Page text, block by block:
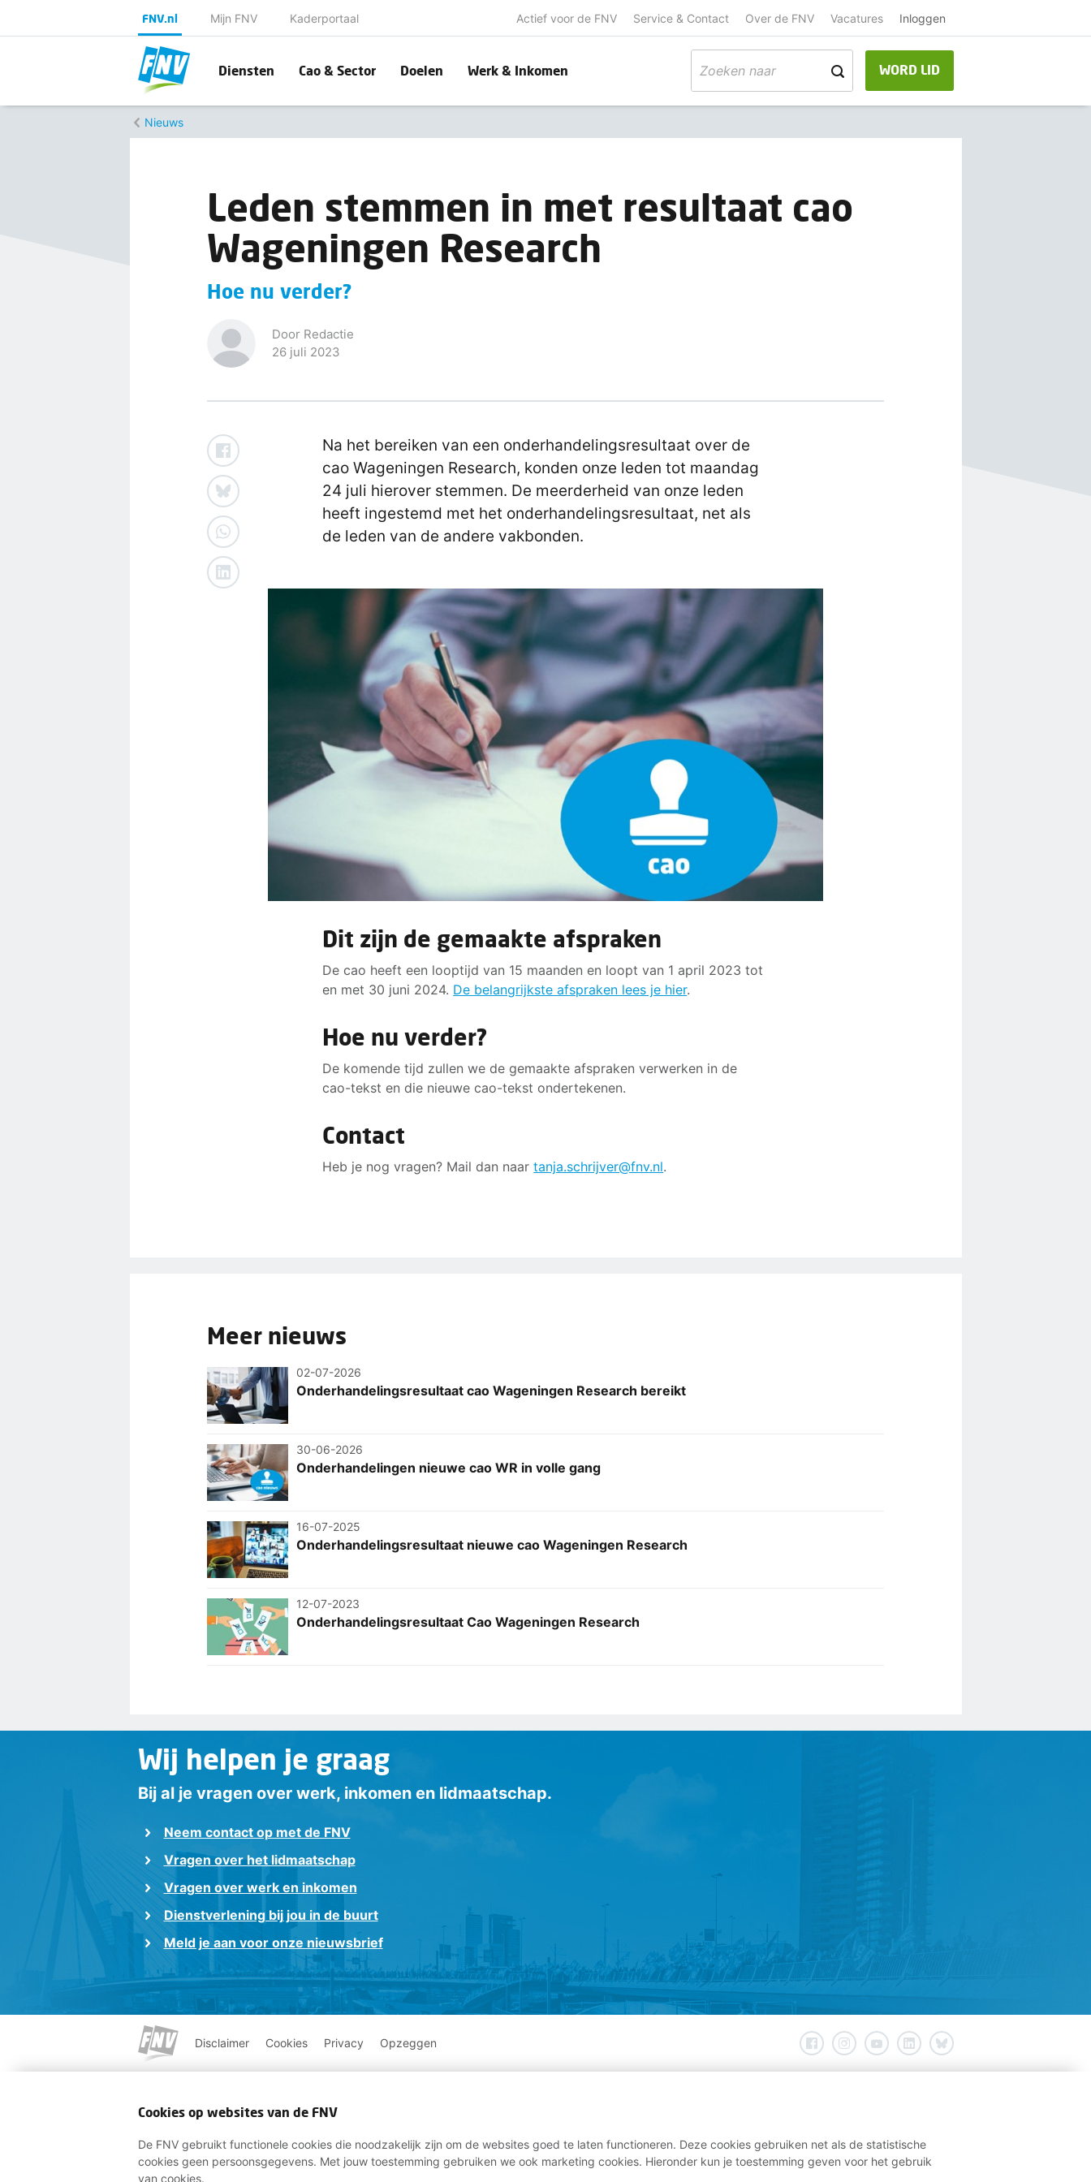
FNV.nl Mijn FNV Kaderportaal Actief voor de FNV Service & Contact Over de FNV Vacatures Inloggen
Diensten Cao & Sector Doelen Werk & Inkomen WORD LID
Nieuws
Leden stemmen in met resultaat cao
Wageningen Research
Hoe nu verder?
Door Redactie
26 juli 2023
Na het bereiken van een onderhandelingsresultaat over de
cao Wageningen Research, konden onze leden tot maandag
24 juli hierover stemmen. De meerderheid van onze leden
heeft ingestemd met het onderhandelingsresultaat, net als
de leden van de andere vakbonden.
Dit zijn de gemaakte afspraken
De cao heeft een looptijd van 15 maanden en loopt van 1 april 2023 tot
en met 30 juni 2024. De belangrijkste afspraken lees je hier.
Hoe nu verder?
De komende tijd zullen we de gemaakte afspraken verwerken in de
cao-tekst en die nieuwe cao-tekst ondertekenen.
Contact
Heb je nog vragen? Mail dan naartanja.schrijver@fnv.nl.
Meer nieuws
02-07-2026
Onderhandelingsresultaat cao Wageningen Research bereikt
30-06-2026
Onderhandelingen nieuwe cao WR in volle gang
16-07-2025
Onderhandelingsresultaat nieuwe cao Wageningen Research
12-07-2023
Onderhandelingsresultaat Cao Wageningen Research
Wij helpen je graag
Bij al je vragen over werk, inkomen en lidmaatschap.
Neem contact op met de FNV
Vragen over het lidmaatschap
Vragen over werk en inkomen
Dienstverlening bij jou in de buurt
Meld je aan voor onze nieuwsbrief
Disclaimer Cookies Privacy Opzeggen
Cookies op websites van de FNV
De FNV gebruikt functionele cookies die noodzakelijk zijn om de websites goed te laten functioneren. Deze cookies gebruiken net als de statistische
cookies geen persoonsgegevens. Met jouw toestemming gebruiken we ook marketing cookies. Hieronder kun je toestemming geven voor het gebruik
van cookies.